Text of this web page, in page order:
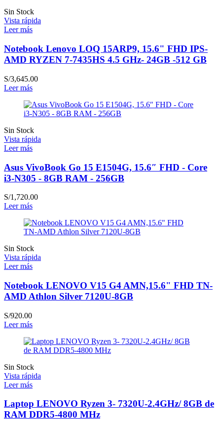
Sin Stock
Vista rápida
Leer más
Notebook Lenovo LOQ 15ARP9, 15.6" FHD IPS-
AMD RYZEN 7-7435HS 4.5 GHz- 24GB -512 GB
S/3,645.00
Leer más
Sin Stock
Vista rápida
Leer más
Asus VivoBook Go 15 E1504G, 15.6″ FHD - Core
i3-N305 - 8GB RAM - 256GB
S/1,720.00
Leer más
Sin Stock
Vista rápida
Leer más
Notebook LENOVO V15 G4 AMN,15.6" FHD TN-
AMD Athlon Silver 7120U-8GB
S/920.00
Leer más
Sin Stock
Vista rápida
Leer más
Laptop LENOVO Ryzen 3- 7320U-2.4GHz/ 8GB de
RAM DDR5-4800 MHz